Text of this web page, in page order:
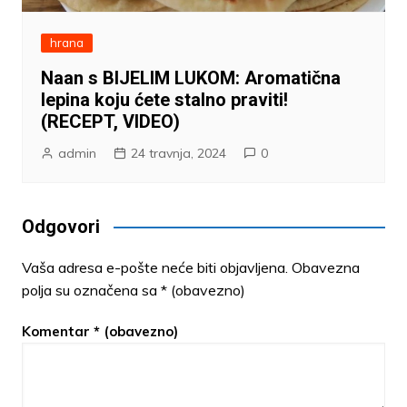
hrana
Naan s BIJELIM LUKOM: Aromatična
lepina koju ćete stalno praviti!
(RECEPT, VIDEO)
admin 24 travnja, 2024 0
Odgovori
Vaša adresa e-pošte neće biti objavljena. Obavezna
polja su označena sa * (obavezno)
Komentar * (obavezno)